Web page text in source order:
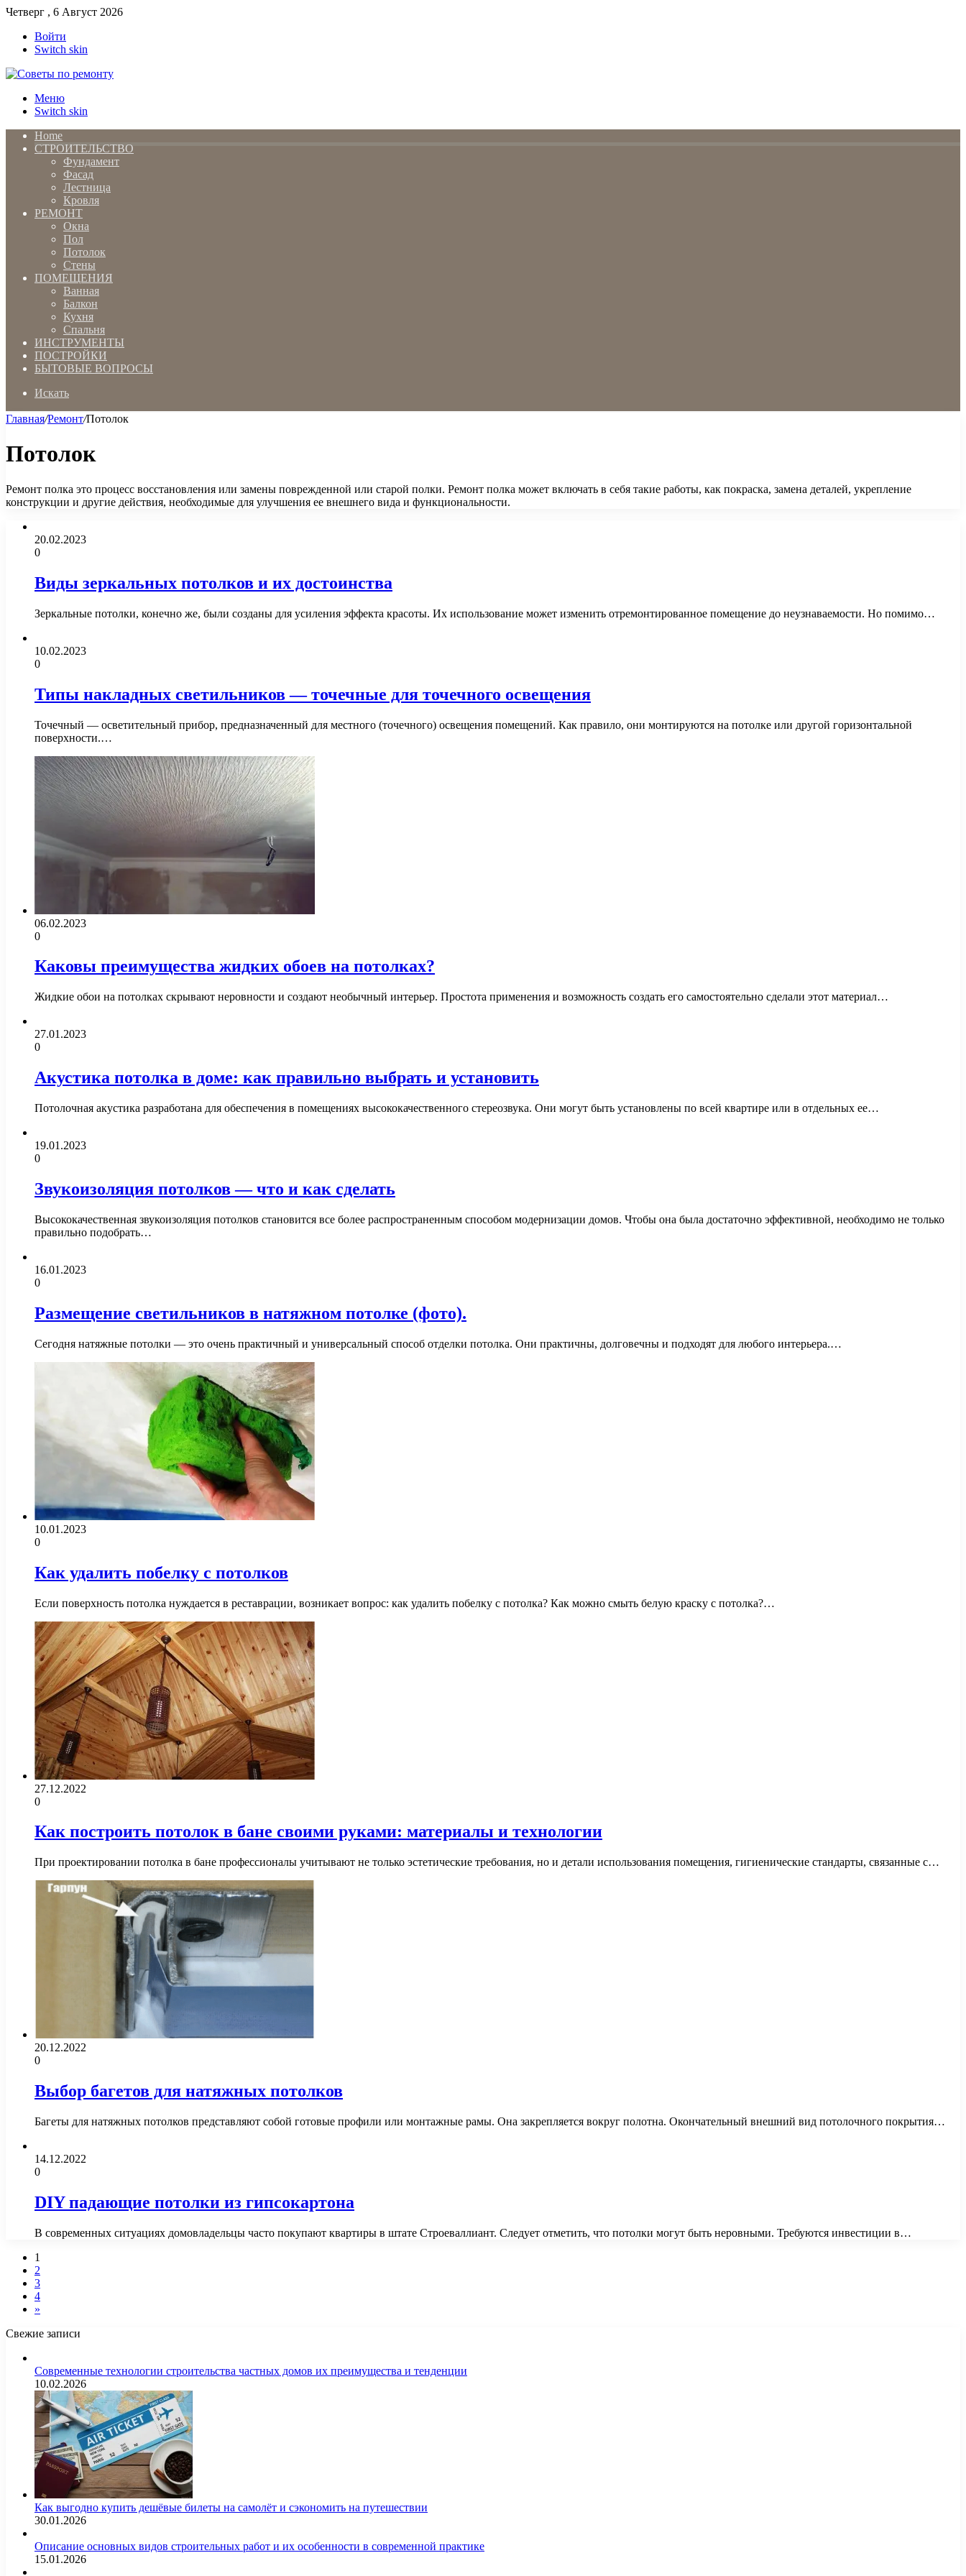
Четверг , 6 Август 2026
Войти
Switch skin
Меню
Switch skin
Home
СТРОИТЕЛЬСТВО
Фундамент
Фасад
Лестница
Кровля
РЕМОНТ
Окна
Пол
Потолок
Стены
ПОМЕЩЕНИЯ
Ванная
Балкон
Кухня
Спальня
ИНСТРУМЕНТЫ
ПОСТРОЙКИ
БЫТОВЫЕ ВОПРОСЫ
Искать
Главная/Ремонт/Потолок
Потолок
Ремонт полка это процесс восстановления или замены поврежденной или старой полки. Ремонт полка может включать в себя такие работы, как покраска, замена деталей, укрепление
конструкции и другие действия, необходимые для улучшения ее внешнего вида и функциональности.
20.02.2023
0
Виды зеркальных потолков и их достоинства
Зеркальные потолки, конечно же, были созданы для усиления эффекта красоты. Их использование может изменить отремонтированное помещение до неузнаваемости. Но помимо…
10.02.2023
0
Типы накладных светильников — точечные для точечного освещения
Точечный — осветительный прибор, предназначенный для местного (точечного) освещения помещений. Как правило, они монтируются на потолке или другой горизонтальной
поверхности.…
06.02.2023
0
Каковы преимущества жидких обоев на потолках?
Жидкие обои на потолках скрывают неровности и создают необычный интерьер. Простота применения и возможность создать его самостоятельно сделали этот материал…
27.01.2023
0
Акустика потолка в доме: как правильно выбрать и установить
Потолочная акустика разработана для обеспечения в помещениях высококачественного стереозвука. Они могут быть установлены по всей квартире или в отдельных ее…
19.01.2023
0
Звукоизоляция потолков — что и как сделать
Высококачественная звукоизоляция потолков становится все более распространенным способом модернизации домов. Чтобы она была достаточно эффективной, необходимо не только
правильно подобрать…
16.01.2023
0
Размещение светильников в натяжном потолке (фото).
Сегодня натяжные потолки — это очень практичный и универсальный способ отделки потолка. Они практичны, долговечны и подходят для любого интерьера.…
10.01.2023
0
Как удалить побелку с потолков
Если поверхность потолка нуждается в реставрации, возникает вопрос: как удалить побелку с потолка? Как можно смыть белую краску с потолка?…
27.12.2022
0
Как построить потолок в бане своими руками: материалы и технологии
При проектировании потолка в бане профессионалы учитывают не только эстетические требования, но и детали использования помещения, гигиенические стандарты, связанные с…
20.12.2022
0
Выбор багетов для натяжных потолков
Багеты для натяжных потолков представляют собой готовые профили или монтажные рамы. Она закрепляется вокруг полотна. Окончательный внешний вид потолочного покрытия…
14.12.2022
0
DIY падающие потолки из гипсокартона
В современных ситуациях домовладельцы часто покупают квартиры в штате Строеваллиант. Следует отметить, что потолки могут быть неровными. Требуются инвестиции в…
1
2
3
4
»
Свежие записи
Современные технологии строительства частных домов их преимущества и тенденции
10.02.2026
Как выгодно купить дешёвые билеты на самолёт и сэкономить на путешествии
30.01.2026
Описание основных видов строительных работ и их особенности в современной практике
15.01.2026